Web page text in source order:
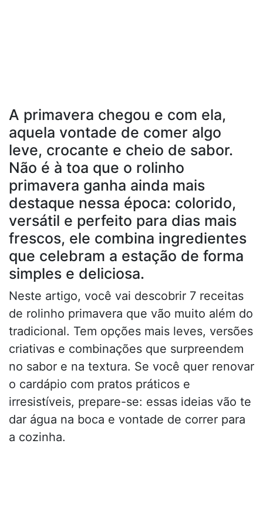
A primavera chegou e com ela,
aquela vontade de comer algo
leve, crocante e cheio de sabor.
Não é à toa que o rolinho
primavera ganha ainda mais
destaque nessa época: colorido,
versátil e perfeito para dias mais
frescos, ele combina ingredientes
que celebram a estação de forma
simples e deliciosa.
Neste artigo, você vai descobrir 7 receitas
de rolinho primavera que vão muito além do
tradicional. Tem opções mais leves, versões
criativas e combinações que surpreendem
no sabor e na textura. Se você quer renovar
o cardápio com pratos práticos e
irresistíveis, prepare-se: essas ideias vão te
dar água na boca e vontade de correr para
a cozinha.